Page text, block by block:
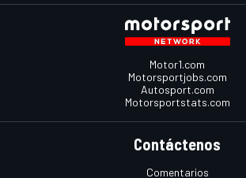
Motor1.com
Motorsportjobs.com
Autosport.com
Motorsportstats.com
Contáctenos
Comentarios